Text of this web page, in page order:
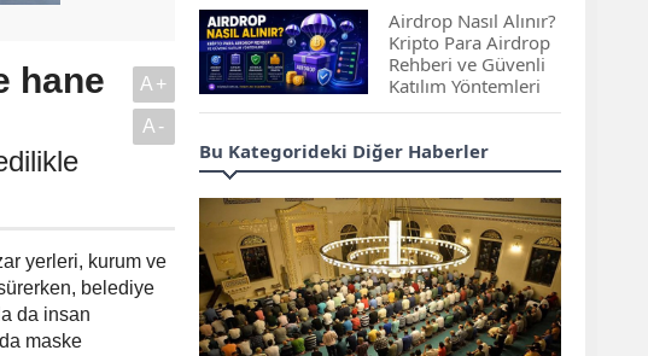
hane
A+
A-
yerleri, kurum ve
belediye
da insan
maske
Airdrop Nasıl Alınır?
Kripto Para Airdrop
Rehberi ve Güvenli
Katılım Yöntemleri
Spot ve Vadeli İşlem
Arasındaki Farklar |
İçin Daha Uygun?
ABD-İran Anlaşması
Sonrası Altın Rekora
Koştu, Petrol
Fiyatları Sert Düştü
Bu Kategorideki Diğer Haberler